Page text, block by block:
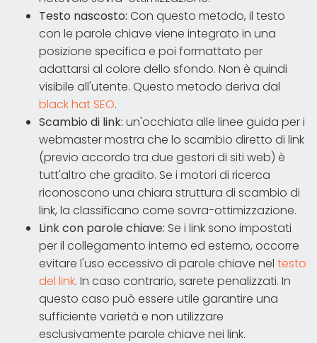
Testo nascosto: Con questo metodo, il testo
con le parole chiave viene integrato in una
posizione specifica e poi formattato per
adattarsi al colore dello sfondo. Non è quindi
visibile all'utente. Questo metodo deriva dal
black hat SEO.
Scambio di link: un'occhiata alle linee guida per i
webmaster mostra che lo scambio diretto di link
(previo accordo tra due gestori di siti web) è
tutt'altro che gradito. Se i motori di ricerca
riconoscono una chiara struttura di scambio di
link, la classificano come sovra-ottimizzazione.
Link con parole chiave: Se i link sono impostati
per il collegamento interno ed esterno, occorre
evitare l'uso eccessivo di parole chiave nel testo
del link. In caso contrario, sarete penalizzati. In
questo caso può essere utile garantire una
sufficiente varietà e non utilizzare
esclusivamente parole chiave nei link.